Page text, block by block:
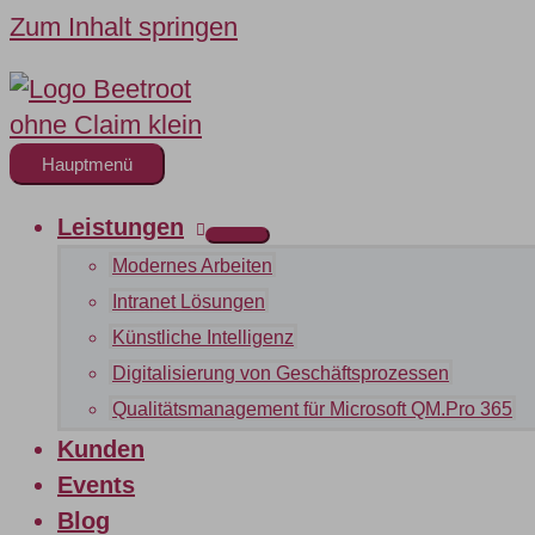
Zum Inhalt springen
Hauptmenü
Leistungen
Modernes Arbeiten
Intranet Lösungen
Künstliche Intelligenz
Digitalisierung von Geschäftsprozessen
Qualitätsmanagement für Microsoft QM.Pro 365
Kunden
Events
Blog